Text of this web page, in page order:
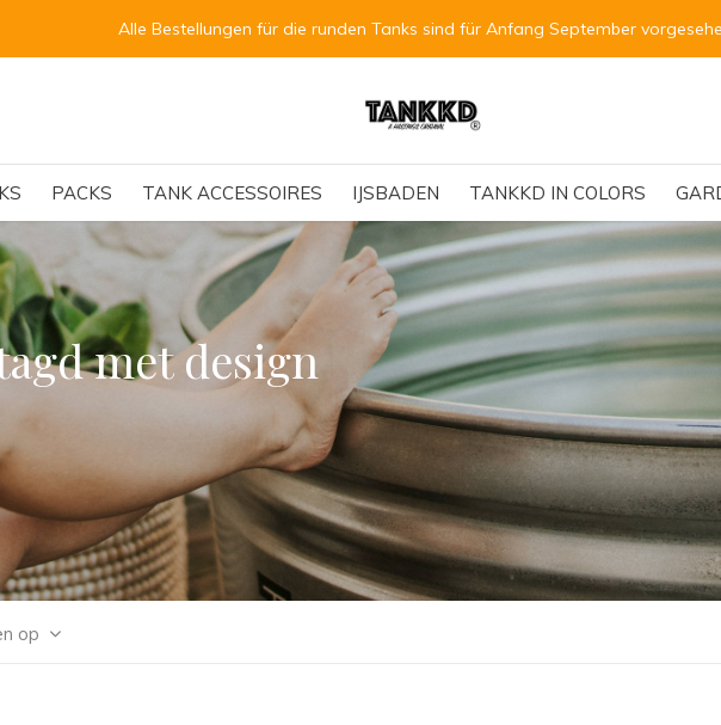
PACKS TANK ACCESSOIRES IJSBADEN TANKKD IN COLORS
Alle Bestellungen für die runden Tanks sind für Anfang September
met design
op